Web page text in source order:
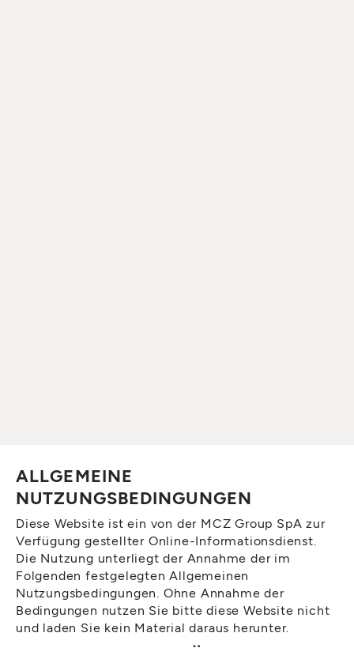
ALLGEMEINE
NUTZUNGSBEDINGUNGEN
Diese Website ist ein von der MCZ Group SpA zur
Verfügung gestellter Online-Informationsdienst.
Die Nutzung unterliegt der Annahme der im
Folgenden festgelegten Allgemeinen
Nutzungsbedingungen. Ohne Annahme der
Bedingungen nutzen Sie bitte diese Website nicht
und laden Sie kein Material daraus herunter.